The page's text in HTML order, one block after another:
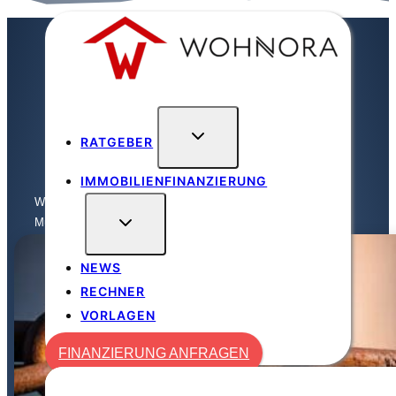
Zum
RATGEBER
IMMOBILIENFINANZIERUNG
NEWS
RECHNER
VORLAGEN
FINANZIERUNG ANFRAGEN
Wohnora
Mülltonnen mit Kette sichern – ...